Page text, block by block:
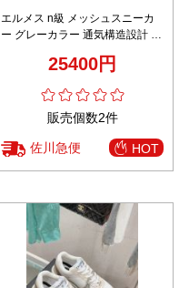
エルメス n級 メッシュスニーカ
ー グレーカラー 通気構造設計 高
25400円
販売個数2件
佐川急便 HOT